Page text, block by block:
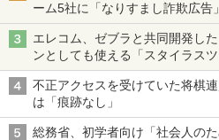
ーム5社に「なりすまし詐欺広
真や映像を使った投資詐欺など
エレコム、ゼブラと共同開発し
ンとしても使える「スタイラス
も、持ち替えずに書き込める
不正アクセスを受けていた将棋
は「痕跡なし」
総務省、初学者向け「社会人の